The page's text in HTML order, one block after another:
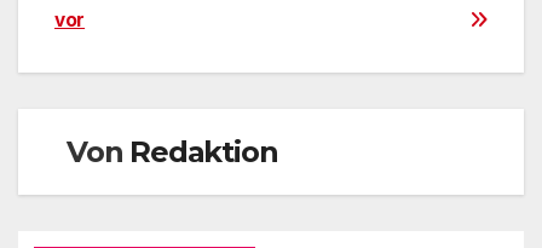
vor
Von Redaktion